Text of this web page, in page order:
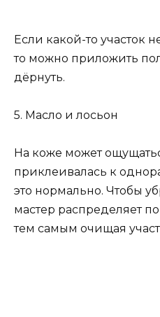
Если какой-то участок
то можно приложить
дёрнуть.
5. Масло и лосьон
На коже может
приклеивалась к
это нормально. Чтобы
мастер распределяет
тем самым очищая